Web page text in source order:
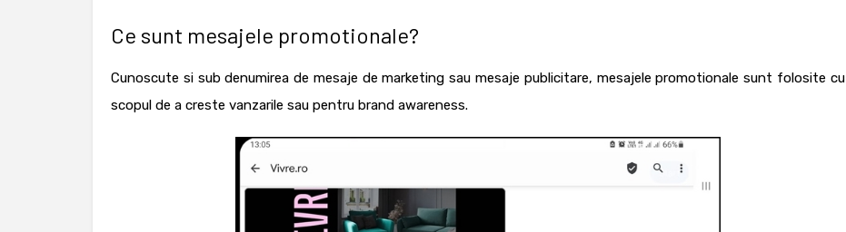
Ce sunt mesajele promotionale?
Cunoscute si sub denumirea de mesaje de marketing sau mesaje publicitare, mesajele promotionale sunt folosite cu
scopul de a creste vanzarile sau pentru brand awareness.